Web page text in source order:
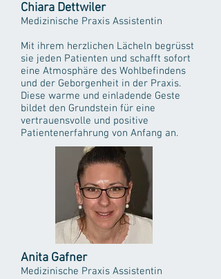
Chiara Dettwiler
Medizinische Praxis Assistentin
Mit ihrem herzlichen Lächeln begrüsst
sie jeden Patienten und schafft sofort
eine Atmosphäre des Wohlbefindens
und der Geborgenheit in der Praxis.
Diese warme und einladende Geste
bildet den Grundstein für eine
vertrauensvolle und positive
Patientenerfahrung von Anfang an.
Anita Gafner
Medizinische Praxis Assistentin